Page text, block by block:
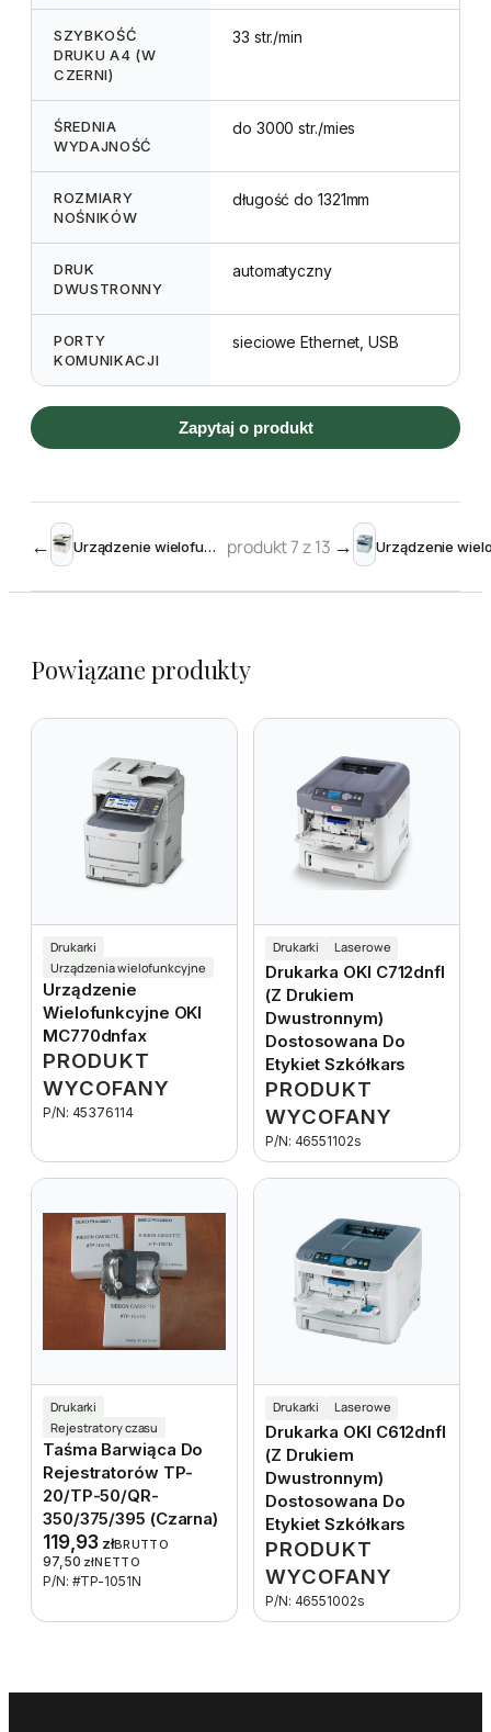
SZYBKOŚĆ
DRUKU A4 (W
CZERNI)
33 str./min
ŚREDNIA
WYDAJNOŚĆ
do 3000 str./mies
ROZMIARY
NOŚNIKÓW
długość do 1321mm
DRUK
DWUSTRONNY
automatyczny
PORTY
KOMUNIKACJI
sieciowe Ethernet, USB
Zapytaj o produkt
← Urządzenie wielofunkcyjne OKI MB451dnW produkt 7 z 13 →
Powiązane produkty
Drukarki
Urządzenia wielofunkcyjne
Urządzenie
Wielofunkcyjne OKI
MC770dnfax
PRODUKT
WYCOFANY
P/N: 45376114
Drukarki Laserowe
Drukarka OKI C712dnfl
(z Drukiem
Dwustronnym)
Dostosowana Do
Etykiet Szkółkars
PRODUKT
WYCOFANY
P/N: 46551102s
Drukarki
Rejestratory czasu
Taśma Barwiąca Do
Rejestratorów TP-
20/TP-50/QR-
350/375/395 (czarna)
119,93 złBRUTTO
97,50 złNETTO
P/N: #TP-1051N
Drukarki Laserowe
Drukarka OKI C612dnfl
(z Drukiem
Dwustronnym)
Dostosowana Do
Etykiet Szkółkars
PRODUKT
WYCOFANY
P/N: 46551002s